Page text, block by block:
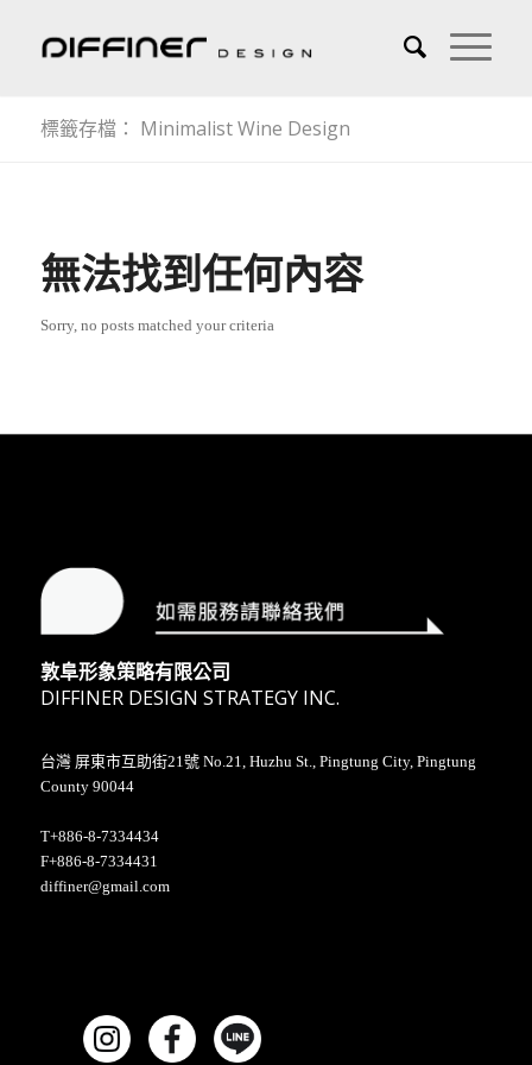
標籤存檔： Minimalist Wine Design
無法找到任何內容
Sorry, no posts matched your criteria
敦阜形象策略有限公司
DIFFINER DESIGN STRATEGY INC.
台灣 屏東市互助街21號 No.21, Huzhu St., Pingtung City, Pingtung
County 90044
T+886-8-7334434
F+886-8-7334431
diffiner@gmail.com